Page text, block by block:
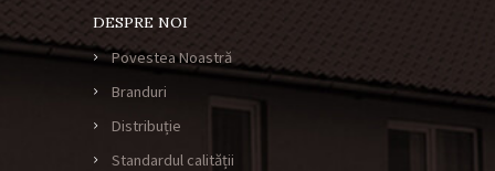
DESPRE NOI
Povestea Noastră
Branduri
Distribuție
Standardul calității